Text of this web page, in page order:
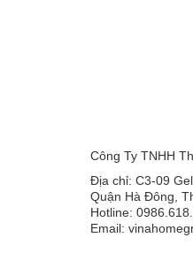
Công Ty TNHH
Địa chỉ: C3-09
Quận Hà Đông,
Hotline:
Email: